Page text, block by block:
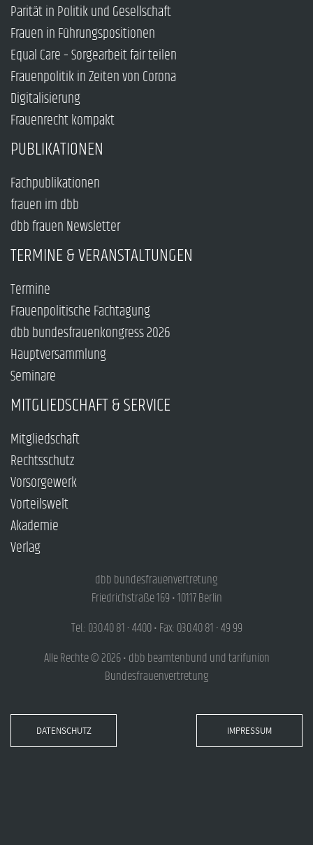
Parität in Politik und Gesellschaft
Frauen in Führungspositionen
Equal Care – Sorgearbeit fair teilen
Frauenpolitik in Zeiten von Corona
Digitalisierung
Frauenrecht kompakt
PUBLIKATIONEN
Fachpublikationen
frauen im dbb
dbb frauen Newsletter
TERMINE & VERANSTALTUNGEN
Termine
Frauenpolitische Fachtagung
dbb bundesfrauenkongress 2026
Hauptversammlung
Seminare
MITGLIEDSCHAFT & SERVICE
Mitgliedschaft
Rechtsschutz
Vorsorgewerk
Vorteilswelt
Akademie
Verlag
dbb bundesfrauenvertretung
Friedrichstraße 169 • 10117 Berlin
Tel.: 030.40 81 - 4400 • Fax: 030.40 81 - 49 99
Alle Rechte © 2026 • dbb beamtenbund und tarifunion
Bundesfrauenvertretung
DATENSCHUTZ IMPRESSUM